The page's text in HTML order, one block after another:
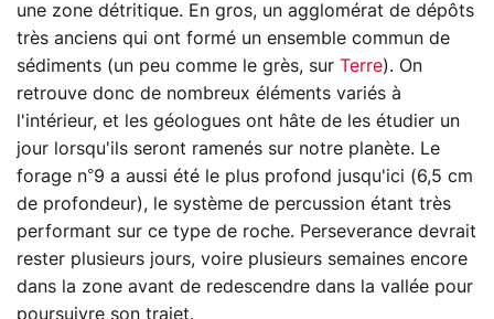
une zone détritique. En gros, un agglomérat de dépôts
très anciens qui ont formé un ensemble commun de
sédiments (un peu comme le grès, sur Terre). On
retrouve donc de nombreux éléments variés à
l'intérieur, et les géologues ont hâte de les étudier un
jour lorsqu'ils seront ramenés sur notre planète. Le
forage n°9 a aussi été le plus profond jusqu'ici (6,5 cm
de profondeur), le système de percussion étant très
performant sur ce type de roche. Perseverance devrait
rester plusieurs jours, voire plusieurs semaines encore
dans la zone avant de redescendre dans la vallée pour
poursuivre son trajet.